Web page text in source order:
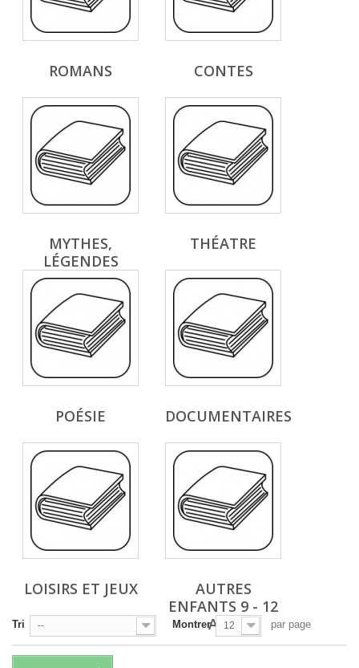
ROMANS CONTES
MYTHES,
LÉGENDES
THÉATRE
POÉSIE DOCUMENTAIRES
LOISIRS ET JEUX
AUTRES
ENFANTS 9 - 12
ANS
Tri -- Montrer 12 par page